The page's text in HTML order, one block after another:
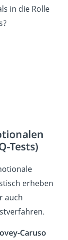
in die Rolle
Tests)
erheben
auch
Caruso